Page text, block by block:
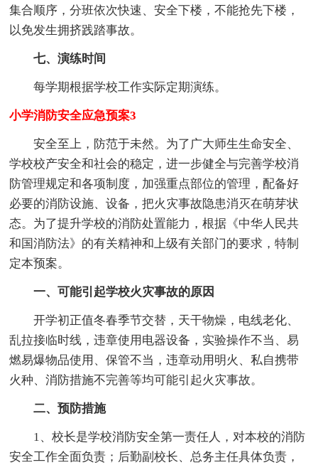
集合顺序，分班依次快速、安全下楼，不能抢先下楼，
以免发生拥挤践踏事故。
七、演练时间
每学期根据学校工作实际定期演练。
小学消防安全应急预案3
安全至上，防范于未然。为了广大师生生命安全、
学校校产安全和社会的稳定，进一步健全与完善学校消
防管理规定和各项制度，加强重点部位的管理，配备好
必要的消防设施、设备，把火灾事故隐患消灭在萌芽状
态。为了提升学校的消防处置能力，根据《中华人民共
和国消防法》的有关精神和上级有关部门的要求，特制
定本预案。
一、可能引起学校火灾事故的原因
开学初正值冬春季节交替，天干物燥，电线老化、
乱拉接临时线，违章使用电器设备，实验操作不当、易
燃易爆物品使用、保管不当，违章动用明火、私自携带
火种、消防措施不完善等均可能引起火灾事故。
二、预防措施
1、校长是学校消防安全第一责任人，对本校的消防
安全工作全面负责；后勤副校长、总务主任具体负责，